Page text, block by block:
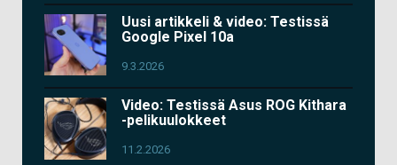
Uusi artikkeli & video: Testissä
Google Pixel 10a
9.3.2026
Video: Testissä Asus ROG Kithara
-pelikuulokkeet
11.2.2026